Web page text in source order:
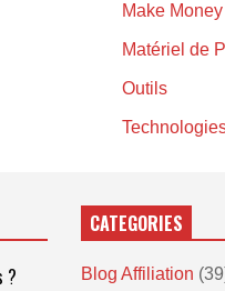
Make Money
Matériel de
Outils
?
CATEGORIES
Blog Affiliation